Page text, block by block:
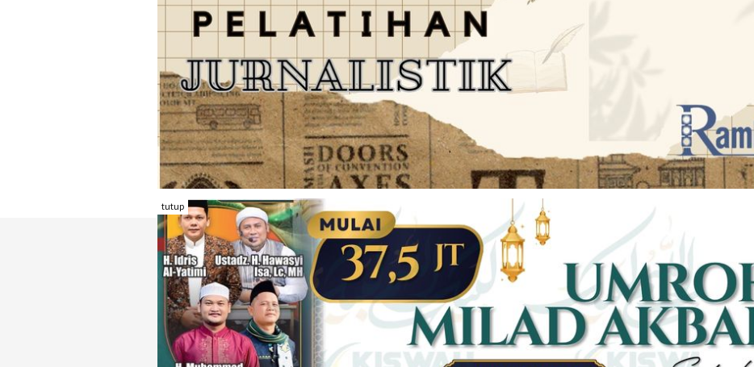
TENTANG RAMBU KOTA REDAKSI
DISCLAIMER
KONTAK KAMI
FORM PENGADUAN
PEDOMAN MEDIA SIBER
KARIR
JARINGAN SOCIAL
Facebook Twitter
Linkedin
Youtube
tutup